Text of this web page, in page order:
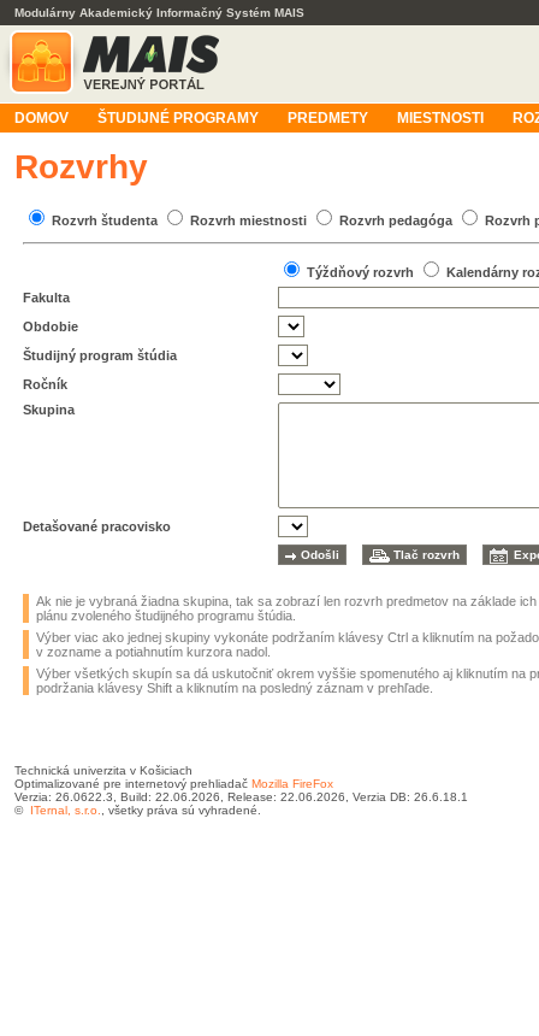
Modulárny Akademický Informačný Systém MAIS
DOMOV ŠTUDIJNÉ PROGRAMY PREDMETY MIESTNOSTI
Rozvrhy
Rozvrh študenta Rozvrh miestnosti Rozvrh pedagóga Rozvrh
Týždňový rozvrh
Kalendárny
Fakulta
Obdobie
Študijný program štúdia
Ročník
Skupina
Detašované pracovisko
Ak nie je vybraná žiadna skupina, tak sa zobrazí len rozvrh predmetov na základe
plánu zvoleného študijného programu štúdia.
Výber viac ako jednej skupiny vykonáte podržaním klávesy Ctrl a kliknutím na
v zozname a potiahnutím kurzora nadol.
Výber všetkých skupín sa dá uskutočniť okrem vyššie spomenutého aj kliknutím na
podržania klávesy Shift a kliknutím na posledný záznam v prehľade.
Technická univerzita v Košiciach
Optimalizované pre internetový prehliadač Mozilla FireFox
Verzia: 26.0622.3, Build: 22.06.2026, Release: 22.06.2026, Verzia DB: 26.6.18.1
© ITernal, s.r.o. , všetky práva sú vyhradené.